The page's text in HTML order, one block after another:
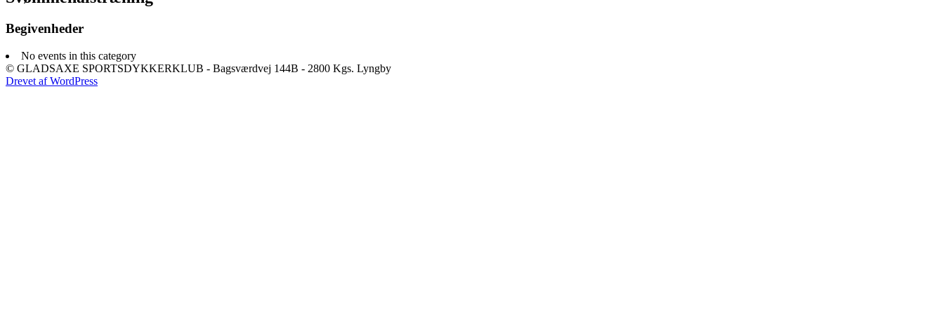
Begivenheder
No events in this category
© GLADSAXE SPORTSDYKKERKLUB - Bagsværdvej 144B - 2800 Kgs. Lyngby
Drevet af WordPress